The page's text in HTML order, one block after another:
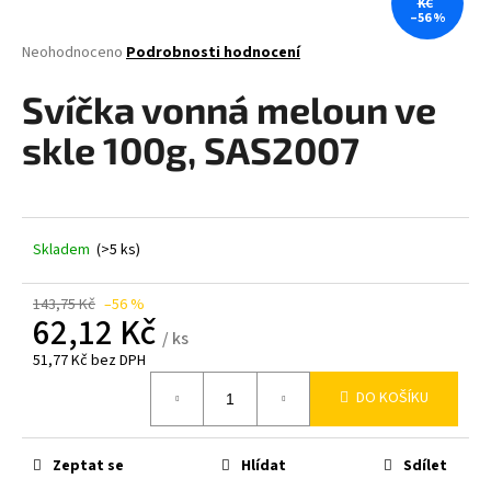
Průměrné
produktu
je
z
Neohodnoceno Podrobnosti hodnocení
Svíčka vonná meloun ve
skle 100g, SAS2007
Skladem (>5 ks)
143,75 Kč –56 %
62,12 Kč / ks
51,77 Kč bez DPH
DO KOŠÍKU
Zeptat se Hlídat Sdílet
–56 %
j
t
?
D
o
r
u